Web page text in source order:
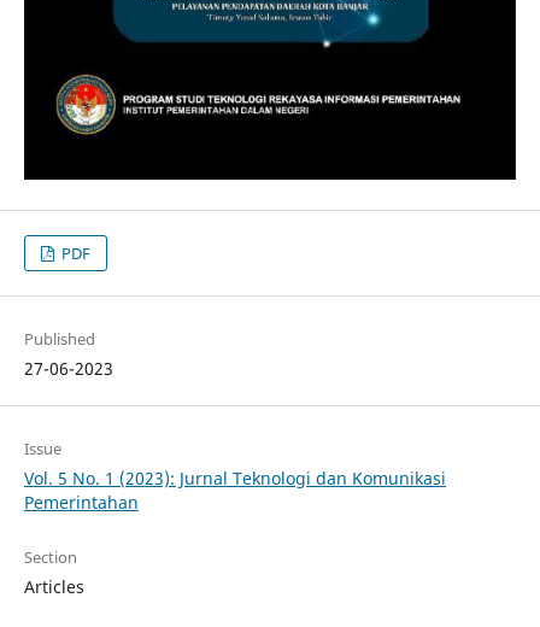
PDF
Published
27-06-2023
Issue
Vol. 5 No. 1 (2023): Jurnal Teknologi dan Komunikasi
Pemerintahan
Section
Articles